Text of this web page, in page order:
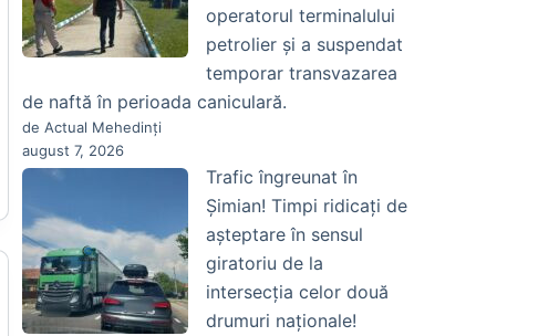
operatorul terminalului
petrolier și a suspendat
temporar transvazarea
de naftă în perioada caniculară.
de Actual Mehedinți
august 7, 2026
Trafic îngreunat în
Șimian! Timpi ridicați de
așteptare în sensul
giratoriu de la
intersecția celor două
drumuri naționale!